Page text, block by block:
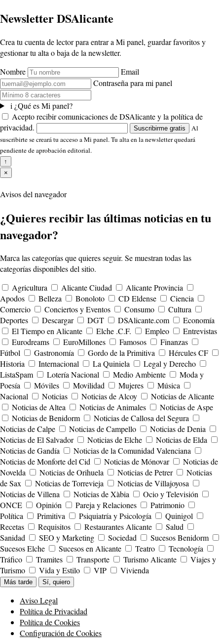
Newsletter DSAlicante
Crea tu cuenta de lector para entrar a Mi panel, guardar favoritos y
gestionar tu alta o baja de la newsletter.
Nombre
Email
Contraseña para mi panel
i ¿Qué es Mi panel?
Acepto recibir comunicaciones de DSAlicante y la política de
privacidad.
Suscribirme gratis
Al
suscribirte se creará tu acceso a Mi panel. Tu alta en la newsletter quedará
pendiente de aprobación editorial.
↑
×
Avisos del navegador
¿Quieres recibir las últimas noticias en tu
navegador?
Marca las categorías que quieres seguir. Se muestran todas las
categorías disponibles del sitio.
Agricultura
Alicante Ciudad
Alicante Provincia
Apodos
Belleza Bonoloto CD Eldense
Ciencia
Comercio
Conciertos y Eventos Consumo
Cultura
Deportes
Descargar DGT DSAlicante.com
Economía
El Tiempo en Alicante
Elche .C.F. Empleo
Entrevistas
Eurodreams
EuroMillones Famosos
Finanzas
Fútbol
Gastronomía Gordo de la Primitiva
Hércules CF
Historia
Internacional La Quiniela
Legal y Derecho
ListaSpam
Lotería Nacional Medio Ambiente
Moda y
Poesía
Móviles Movilidad Mujeres
Música
Nacional
Noticias Noticias de Alcoy
Noticias de Alicante
Noticias de Altea
Noticias de Animales
Noticias de Aspe
Noticias de Benidorm
Noticias de Callosa del Segura
Noticias de Calpe
Noticias de Campello
Noticias de Denia
Noticias de El Salvador
Noticias de Elche
Noticias de Elda
Noticias de Gandía
Noticias de la Comunidad Valenciana
Noticias de Monforte del Cid
Noticias de Mónovar
Noticias de
Novelda
Noticias de Orihuela Noticias de Petrer
Noticias
de Sax
Noticias de Torrevieja
Noticias de Villajoyosa
Noticias de Villena
Noticias de Xàbia
Ocio y Televisión
ONCE
Opinión Pareja y Relaciones
Patrimonio
Política
Primitiva Psiquiatría y Psicología
Quinigol
Recetas
Requisitos Restaurantes Alicante
Salud
Sanidad
SEO y Marketing Sociedad
Sucesos Benidorm
Sucesos Elche
Sucesos en Alicante Teatro
Tecnología
Tráfico
Tramites Transporte Turismo Alicante
Viajes y
Turismo
Vida y Estilo VIP Vivienda
Más tarde Sí, quiero
Aviso Legal
Política de Privacidad
Política de Cookies
Configuración de Cookies